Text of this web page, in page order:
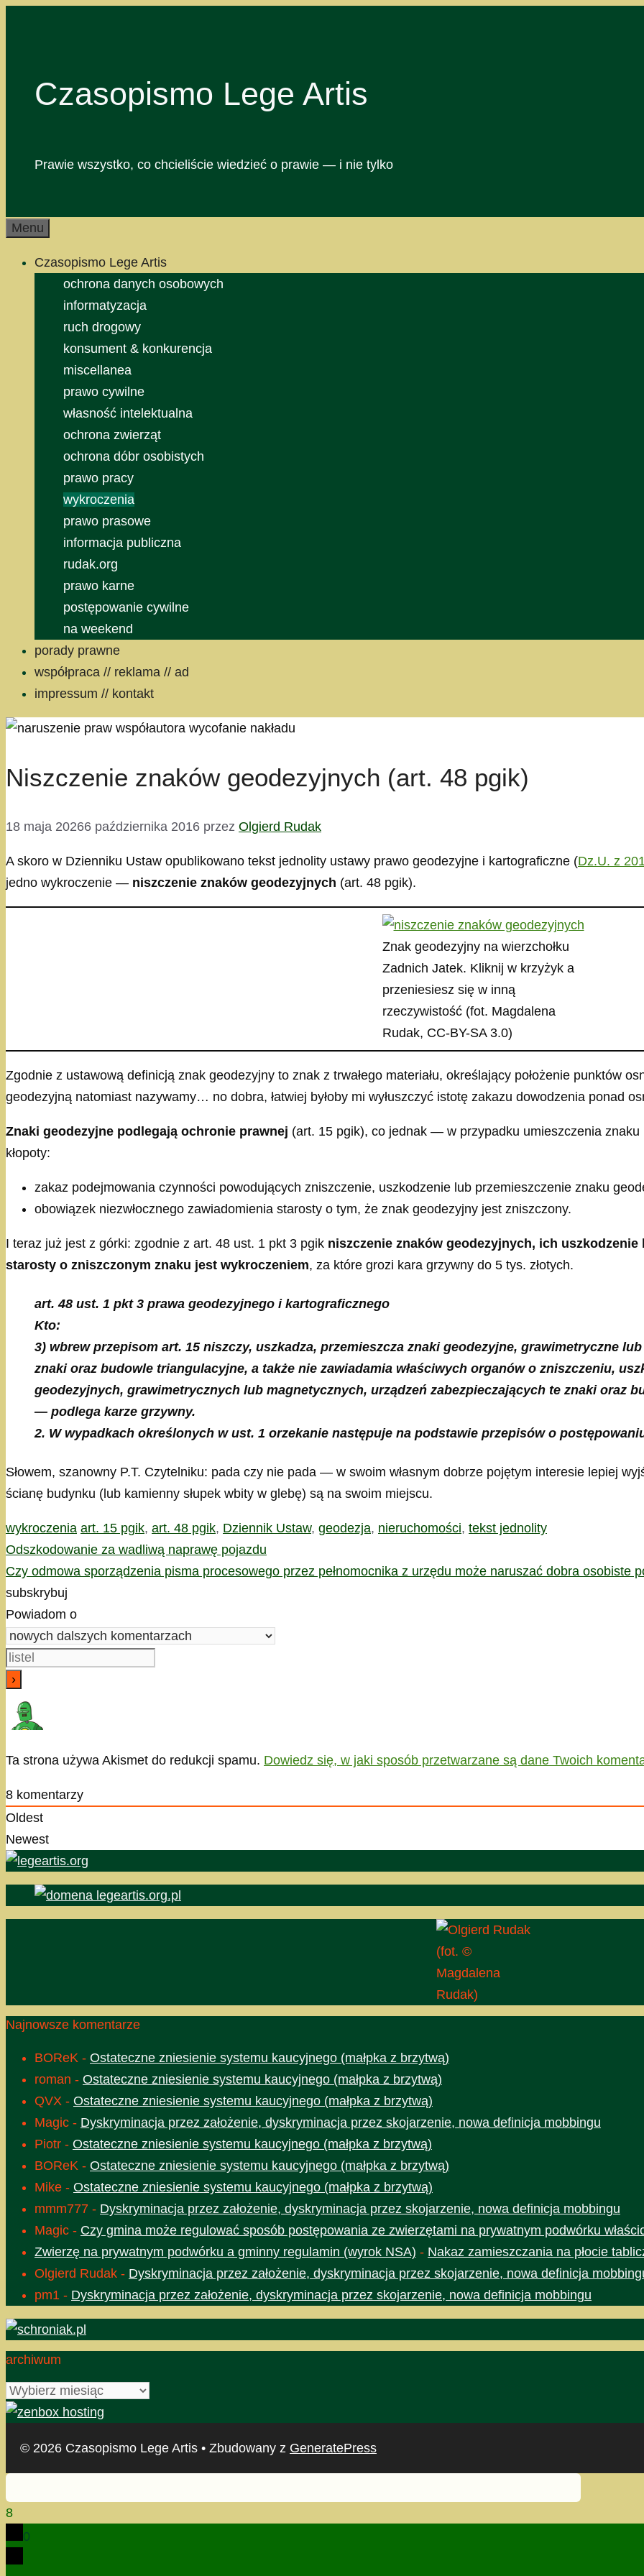
Czasopismo Lege Artis
Prawie wszystko, co chcieliście wiedzieć o prawie — i nie tylko
Menu
Czasopismo Lege Artis
ochrona danych osobowych
informatyzacja
ruch drogowy
konsument & konkurencja
miscellanea
prawo cywilne
własność intelektualna
ochrona zwierząt
ochrona dóbr osobistych
prawo pracy
wykroczenia
prawo prasowe
informacja publiczna
rudak.org
prawo karne
postępowanie cywilne
na weekend
porady prawne
współpraca // reklama // ad
impressum // kontakt
Niszczenie znaków geodezyjnych (art. 48 pgik)
18 maja 20266 października 2016 przez Olgierd Rudak
A skoro w Dzienniku Ustaw opublikowano tekst jednolity ustawy prawo geodezyjne i kartograficzne (Dz.U. z
jedno wykroczenie — niszczenie znaków geodezyjnych (art. 48 pgik).
Znak geodezyjny na wierzchołku
Zadnich Jatek. Kliknij w krzyżyk a
przeniesiesz się w inną
rzeczywistość (fot. Magdalena
Rudak, CC-BY-SA 3.0)
Zgodnie z ustawową definicją znak geodezyjny to znak z trwałego materiału, określający położenie punktów
geodezyjną natomiast nazywamy… no dobra, łatwiej byłoby mi wyłuszczyć istotę zakazu dowodzenia ponad
Znaki geodezyjne podlegają ochronie prawnej (art. 15 pgik), co jednak — w przypadku umieszczenia
kłopoty:
zakaz podejmowania czynności powodujących zniszczenie, uszkodzenie lub przemieszczenie znaku
obowiązek niezwłocznego zawiadomienia starosty o tym, że znak geodezyjny jest zniszczony.
I teraz już jest z górki: zgodnie z art. 48 ust. 1 pkt 3 pgik niszczenie znaków geodezyjnych, ich
starosty o zniszczonym znaku jest wykroczeniem, za które grozi kara grzywny do 5 tys. złotych.
art. 48 ust. 1 pkt 3 prawa geodezyjnego i kartograficznego
Kto:
3) wbrew przepisom art. 15 niszczy, uszkadza, przemieszcza znaki geodezyjne, grawimetryczne
znaki oraz budowle triangulacyjne, a także nie zawiadamia właściwych organów o zniszczeniu,
geodezyjnych, grawimetrycznych lub magnetycznych, urządzeń zabezpieczających te znaki oraz
— podlega karze grzywny.
2. W wypadkach określonych w ust. 1 orzekanie następuje na podstawie przepisów o
Słowem, szanowny P.T. Czytelniku: pada czy nie pada — w swoim własnym dobrze pojętym interesie lepiej
ścianę budynku (lub kamienny słupek wbity w glebę) są na swoim miejscu.
Kategorie
wykroczenia Tagi
art. 15 pgik, art. 48 pgik, Dziennik Ustaw, geodezja, nieruchomości, tekst jednolity
Odszkodowanie za wadliwą naprawę pojazdu
Czy odmowa sporządzenia pisma procesowego przez pełnomocnika z urzędu może naruszać dobra osobiste
subskrybuj
Powiadom o
Ta strona używa Akismet do redukcji spamu. Dowiedz się, w jaki sposób przetwarzane są dane Twoich
8 komentarzy
Oldest
Newest
(fot. ©
Magdalena
Rudak)
Najnowsze komentarze
BOReK - Ostateczne zniesienie systemu kaucyjnego (małpka z brzytwą)
roman - Ostateczne zniesienie systemu kaucyjnego (małpka z brzytwą)
QVX - Ostateczne zniesienie systemu kaucyjnego (małpka z brzytwą)
Magic - Dyskryminacja przez założenie, dyskryminacja przez skojarzenie, nowa definicja mobbingu
Piotr - Ostateczne zniesienie systemu kaucyjnego (małpka z brzytwą)
BOReK - Ostateczne zniesienie systemu kaucyjnego (małpka z brzytwą)
Mike - Ostateczne zniesienie systemu kaucyjnego (małpka z brzytwą)
mmm777 - Dyskryminacja przez założenie, dyskryminacja przez skojarzenie, nowa definicja mobbingu
Magic - Czy gmina może regulować sposób postępowania ze zwierzętami na prywatnym podwórku
Zwierzę na prywatnym podwórku a gminny regulamin (wyrok NSA) - Nakaz zamieszczania na płocie
Olgierd Rudak - Dyskryminacja przez założenie, dyskryminacja przez skojarzenie, nowa definicja
pm1 - Dyskryminacja przez założenie, dyskryminacja przez skojarzenie, nowa definicja mobbingu
archiwum
archiwum
© 2026 Czasopismo Lege Artis • Zbudowany z GeneratePress
8
0